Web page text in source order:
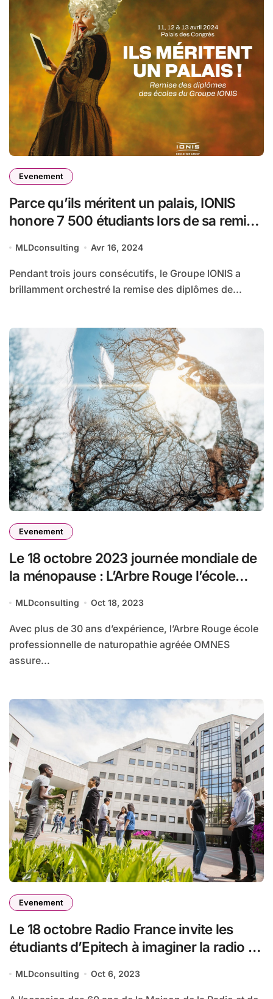
Evenement
Parce qu’ils méritent un palais, IONIS
honore 7 500 étudiants lors de sa remise
MLDconsulting Avr 16, 2024
Pendant trois jours consécutifs, le Groupe IONIS a
brillamment orchestré la remise des diplômes de...
Evenement
Le 18 octobre 2023 journée mondiale de
la ménopause : L’Arbre Rouge l’école
les 5 atouts
MLDconsulting Oct 18, 2023
Avec plus de 30 ans d’expérience, l’Arbre Rouge école
professionnelle de naturopathie agréée OMNES
assure...
Evenement
Le 18 octobre Radio France invite les
étudiants d’Epitech à imaginer la radio de
MLDconsulting Oct 6, 2023